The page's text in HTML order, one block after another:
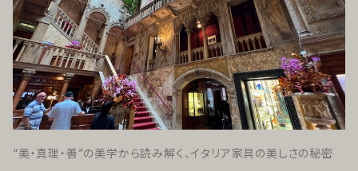
“美・真理・善”の美学から読み解く、イタリア家具の美しさの秘密